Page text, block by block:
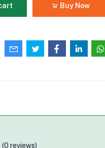
Buy Now
(0 reviews)